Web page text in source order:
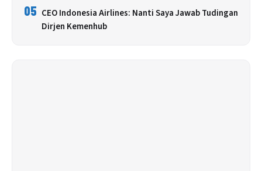
05 CEO Indonesia Airlines: Nanti Saya Jawab Tudingan
Dirjen Kemenhub